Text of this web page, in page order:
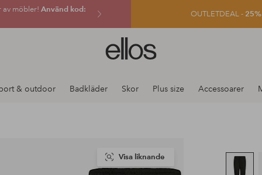
av möbler! Använd kod: OUTLETDEAL -
Ellos
logotyp
gå
& outdoor Badkläder Skor Plus size Accessoarer
Visa liknande